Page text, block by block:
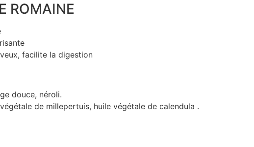
ROMAINE
facilite la digestion
douce, néroli.
de millepertuis, huile végétale de calendula .